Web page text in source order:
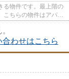
る物件です。最上階の
こちらの物件はアパー
わせはこちら